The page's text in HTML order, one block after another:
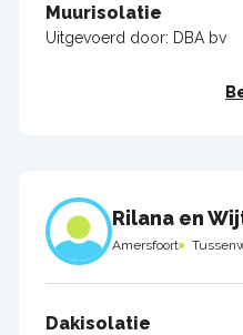
Muurisolatie
Uitgevoerd door: DBA bv
Rilana en
Amersfoort
Dakisolatie